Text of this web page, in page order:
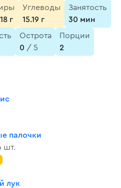
г
Углеводы
15.19 г
Занятость
30 мин
Острота
0 / 5
Порции
2
палочки
шт.
лук